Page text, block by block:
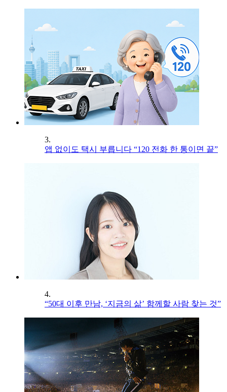
3.
앱 없이도 택시 부릅니다 “120 전화 한 통이면 끝”
4.
“50대 이후 만남, ‘지금의 삶’ 함께할 사람 찾는 것”